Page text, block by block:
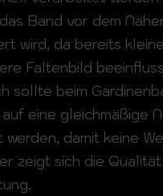
Band vor dem
wird, da bereits
Faltenbild
sollte beim
eine gleichmäßige
damit keine
zeigt sich die